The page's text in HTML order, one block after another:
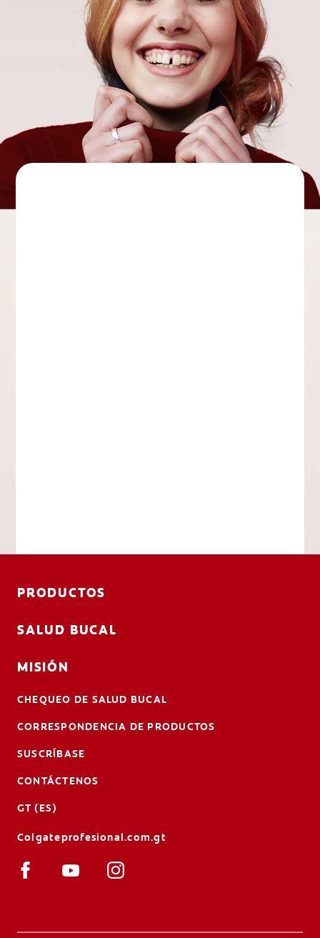
PRODUCTOS
SALUD BUCAL
MISIÓN
CHEQUEO DE SALUD BUCAL
CORRESPONDENCIA DE PRODUCTOS
SUSCRÍBASE
CONTÁCTENOS
GT (ES)
Colgateprofesional.com.gt